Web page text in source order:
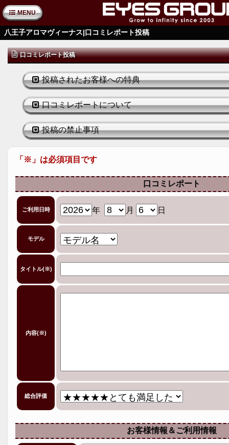
MENU
八王子アロマヴィーナス|口コミレポート投稿
口コミレポート投稿
投稿されたお客様への特典
口コミレポートについて
投稿の禁止事項
「※」は必須項目です
口コミレポート
ご利用日時 年 月 日
モデル
タイトル(※)
内容(※)
総合評価
お客様情報＆ご利用情報